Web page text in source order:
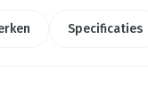
Specificaties